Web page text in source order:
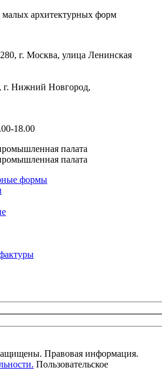
малых архитектурных форм
г. Москва, улица Ленинская
г. Нижний Новгород,
18.00
формы
Правовая информация.
Пользовательское